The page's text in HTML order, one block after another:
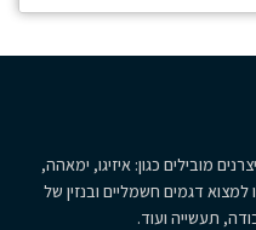
מובילים כגון: איזיגו, ימאהה,
דגמים חשמליים ובנזין של
תעשייה ועוד.